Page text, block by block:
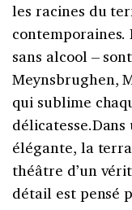
les racines du
contemporaines.
sans alcool –
Meynsbrughen,
qui sublime
élégante, la
théâtre d’un
détail est pensé